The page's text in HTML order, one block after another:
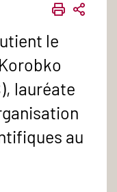
le
lauréate
au